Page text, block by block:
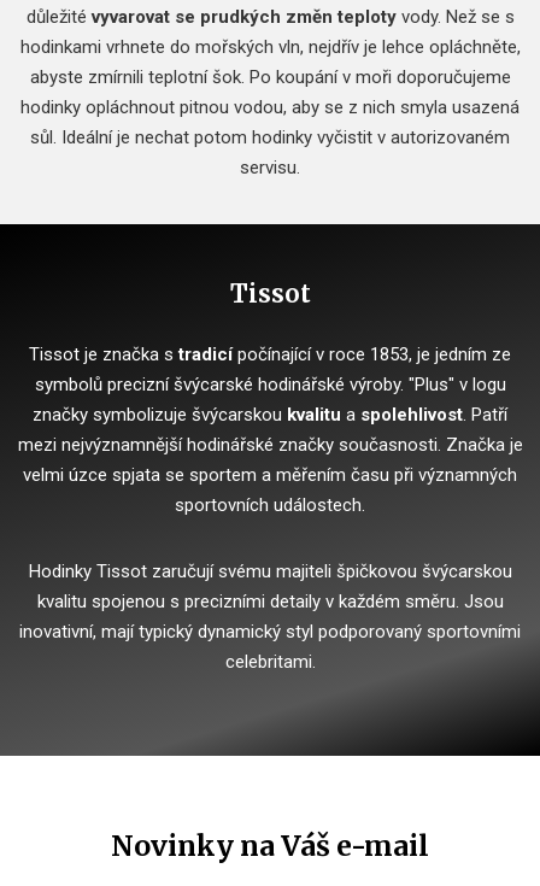
důležitévyvarovat se prudkých změn teploty vody. Než se s
hodinkami vrhnete do mořských vln, nejdřív je lehce opláchněte,
abyste zmírnili teplotní šok. Po koupání v moři doporučujeme
hodinky opláchnout pitnou vodou, aby se z nich smyla usazená
sůl. Ideální je nechat potom hodinky vyčistit v autorizovaném
servisu.
Tissot
Tissot je značka stradicípočínající v roce 1853, je jedním ze
symbolů precizní švýcarské hodinářské výroby. "Plus" v logu
značky symbolizuje švýcarskou kvalitu a spolehlivost. Patří
mezi nejvýznamnější hodinářské značky současnosti. Značka je
velmi úzce spjata se sportem a měřením času při významných
sportovních událostech.
Hodinky Tissot zaručují svému majiteli špičkovou švýcarskou
kvalitu spojenou s precizními detaily v každém směru. Jsou
inovativní, mají typický dynamický styl podporovaný sportovními
celebritami.
Novinky na Váš e-mail